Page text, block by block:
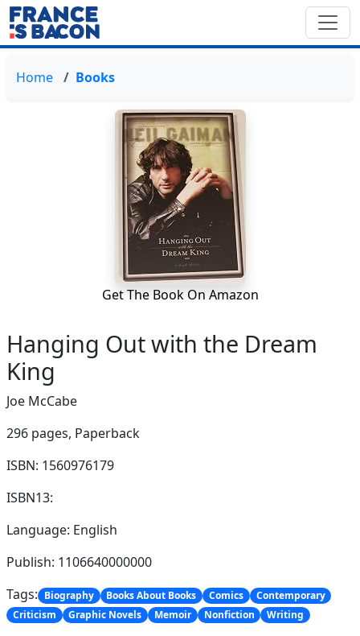
Home Books
Get The Book On Amazon
Hanging Out with the Dream
King
Joe McCabe
296 pages, Paperback
ISBN: 1560976179
ISBN13:
Language: English
Publish: 1106640000000
Tags: Biography Books About Books Comics
Contemporary
Criticism
Graphic Novels Memoir Nonfiction Writing